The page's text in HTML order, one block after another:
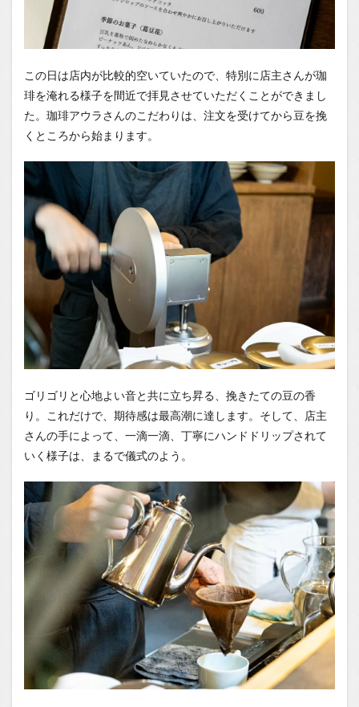
この日は店内が比較的空いていたので、特別に店主さんが珈
琲を淹れる様子を間近で拝見させていただくことができまし
た。珈琲アウラさんのこだわりは、注文を受けてから豆を挽
くところから始まります。
ゴリゴリと心地よい音と共に立ち昇る、挽きたての豆の香
り。これだけで、期待感は最高潮に達します。そして、店主
さんの手によって、一滴一滴、丁寧にハンドドリップされて
いく様子は、まるで儀式のよう。